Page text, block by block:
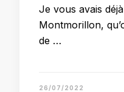
Je vous avais
Montmorillon,
de …
26/07/2022